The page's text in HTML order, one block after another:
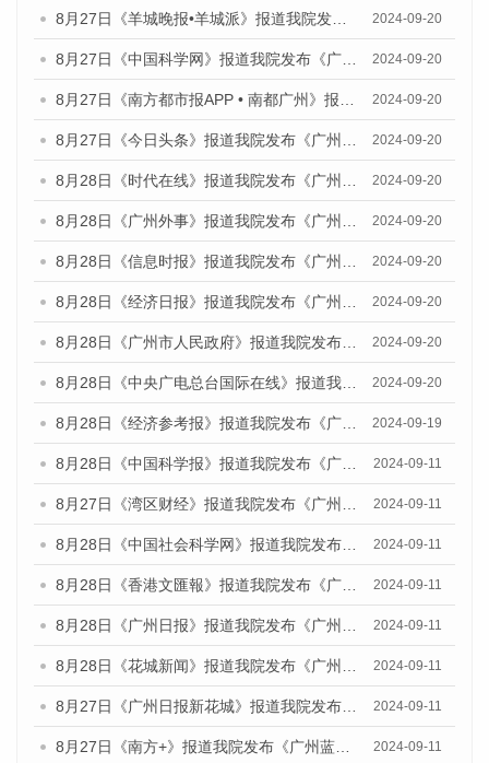
8月27日《羊城晚报•羊城派》报道我院发布《广州蓝皮书：广州创新型城市发展报告（2024）》的媒体文章 2024-09-20
8月27日《中国科学网》报道我院发布《广州蓝皮书：广州创新型城市发展报告（2024）》的媒体文章 2024-09-20
8月27日《南方都市报APP • 南都广州》报道我院与社会科学文献出版社联合发布《广州蓝皮书：广州创新型城市发展报告（2024）》的媒体文章 2024-09-20
8月27日《今日头条》报道我院发布《广州蓝皮书：广州创新型城市发展报告（2024）》的媒体文章 2024-09-20
8月28日《时代在线》报道我院发布《广州蓝皮书：广州城市国际化发展报告（2024）》的媒体文章 2024-09-20
8月28日《广州外事》报道我院发布《广州蓝皮书：广州城市国际化发展报告（2024）》的媒体文章 2024-09-20
8月28日《信息时报》报道我院发布《广州蓝皮书：广州城市国际化发展报告（2024）》的媒体文章 2024-09-20
8月28日《经济日报》报道我院发布《广州蓝皮书：广州城市国际化发展报告（2024）》的媒体文章 2024-09-20
8月28日《广州市人民政府》报道我院发布《广州蓝皮书：广州城市国际化发展报告（2024）》的媒体文章 2024-09-20
8月28日《中央广电总台国际在线》报道我院发布《广州蓝皮书：广州城市国际化发展报告（2024）》的媒体文章 2024-09-20
8月28日《经济参考报》报道我院发布《广州蓝皮书：广州城市国际化发展报告（2024）》的媒体文章 2024-09-19
8月28日《中国科学报》报道我院发布《广州蓝皮书：广州城市国际化发展报告（2024）》的媒体文章 2024-09-11
8月27日《湾区财经》报道我院发布《广州蓝皮书：广州城市国际化发展报告（2024）》的媒体文章 2024-09-11
8月28日《中国社会科学网》报道我院发布《广州蓝皮书：广州城市国际化发展报告（2024）》的媒体文章 2024-09-11
8月28日《香港文匯報》报道我院发布《广州蓝皮书：广州城市国际化发展报告（2024）》的媒体文章 2024-09-11
8月28日《广州日报》报道我院发布《广州蓝皮书：广州城市国际化发展报告（2024）》的媒体文章 2024-09-11
8月28日《花城新闻》报道我院发布《广州蓝皮书：广州城市国际化发展报告（2024）》的媒体文章 2024-09-11
8月27日《广州日报新花城》报道我院发布《广州蓝皮书：广州城市国际化发展报告（2024）》的媒体文章 2024-09-11
8月27日《南方+》报道我院发布《广州蓝皮书：广州城市国际化发展报告（2024）》的媒体文章 2024-09-11